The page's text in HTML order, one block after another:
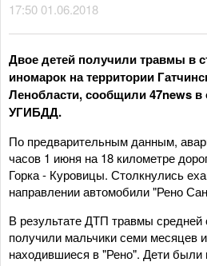
17:50 01.06.2018
Двое детей получили травмы в
иномарок на территории
Ленобласти, сообщили 47news в
УГИБДД.
По предварительным данным,
часов 1 июня на 18 километре
Горка - Куровицы. Столкнулись
направлении автомобили "Рено
В результате ДТП травмы средней
получили мальчики семи месяцев
находившиеся в "Рено". Дети были